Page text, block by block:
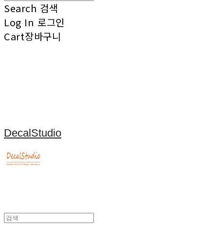
Search 검색
Log In 로그인
Cart장바구니
DecalStudio